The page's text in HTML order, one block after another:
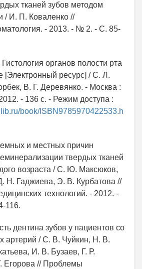
тканей зубов методом
/ И. П. Коваленко //
- 2013. - № 2. - С. 85-
органов полости рта
[Электронный ресурс] / С. Л.
В. Г. Деревянко. - Москва :
- 136 с. - Режим доступа :
book/ISBN9785970422533.h
и местных причин
твердых тканей
возраста / С. Ю. Максюков,
Н. Гаджиева, Э. В. Курбатова //
технологий. - 2012. -
116.
дентина зубов у пациентов со
артерий / С. В. Чуйкин, Н. В.
И. В. Бузаев, Г. Р.
Егорова // Проблемы